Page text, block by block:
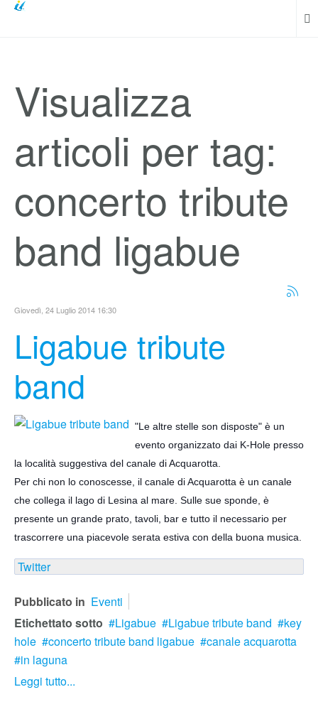
Visualizza
articoli per tag:
concerto tribute
band ligabue
Giovedì, 24 Luglio 2014 16:30
Ligabue tribute
band
"Le altre stelle son disposte" è un
evento organizzato dai K-Hole presso
la località suggestiva del canale di Acquarotta.
Per chi non lo conoscesse, il canale di Acquarotta è un canale
che collega il lago di Lesina al mare. Sulle sue sponde, è
presente un grande prato, tavoli, bar e tutto il necessario per
trascorrere una piacevole serata estiva con della buona musica.
Twitter
Pubblicato in Eventi
Etichettato sotto
Ligabue Ligabue tribute band
key
hole
concerto tribute band ligabue
canale acquarotta
in laguna
Leggi tutto...